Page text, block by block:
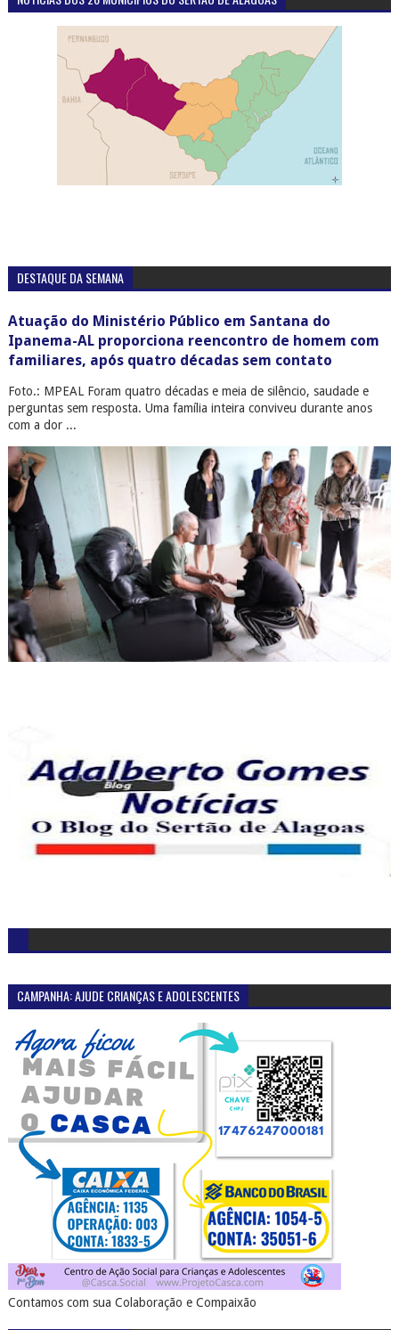
DESTAQUE DA SEMANA
Atuação do Ministério Público em Santana do
Ipanema-AL proporciona reencontro de homem com
familiares, após quatro décadas sem contato
Foto.: MPEAL Foram quatro décadas e meia de silêncio, saudade e
perguntas sem resposta. Uma família inteira conviveu durante anos
com a dor ...
CAMPANHA: AJUDE CRIANÇAS E ADOLESCENTES
Contamos com sua Colaboração e Compaixão